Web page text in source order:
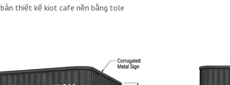
bản thiết kế kiot cafe nền bằng tole